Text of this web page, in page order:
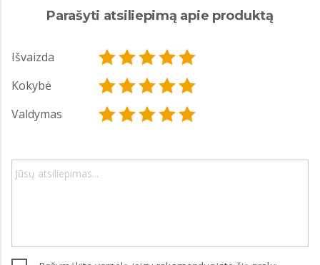
Parašyti atsiliepimą apie produktą
Išvaizda
Kokybė
Valdymas